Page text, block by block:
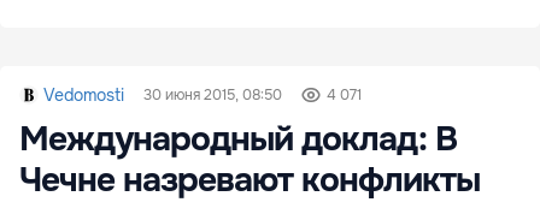
Vedomosti 30 июня 2015, 08:50 4 071
Международный доклад: В
Чечне назревают конфликты